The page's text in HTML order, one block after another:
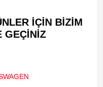
İÇİN BİZİM
GEÇİNİZ​